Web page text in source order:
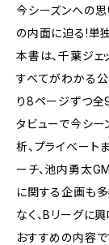
今シーズンへの
の内面に迫る!単独
本書は、千葉ジェ
すべてがわかる公
り8ページずつ全
タビューで今シー
析、プライベート
ーチ、池内勇太
に関する企画も
なく、Bリーグに
おすすめの内容で